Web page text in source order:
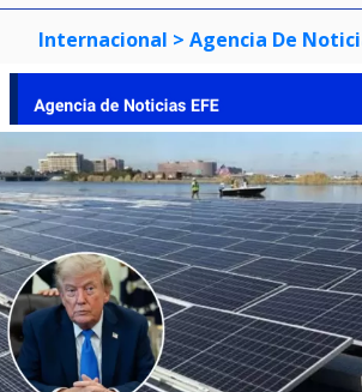
Internacional > Agencia De